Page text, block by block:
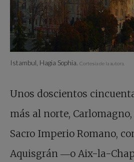
Istambul, Hagia Sophia. Cortesía de la autora.
Unos doscientos
más al norte,
Sacro Imperio Romano,
Aquisgrán ―o Aix-la-